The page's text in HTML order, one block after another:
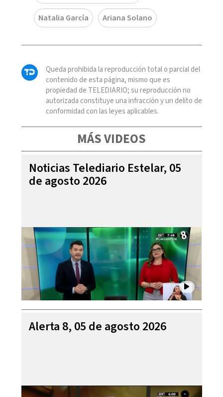
Natalia García Ariana Solano
Queda prohibida la reproducción total o parcial del
contenido de esta página, mismo que es
propiedad de TELEDIARIO; su reproducción no
autorizada constituye una infracción y un delito de
conformidad con las leyes aplicables.
MÁS VIDEOS
Noticias Telediario Estelar, 05
de agosto 2026
Alerta 8, 05 de agosto 2026